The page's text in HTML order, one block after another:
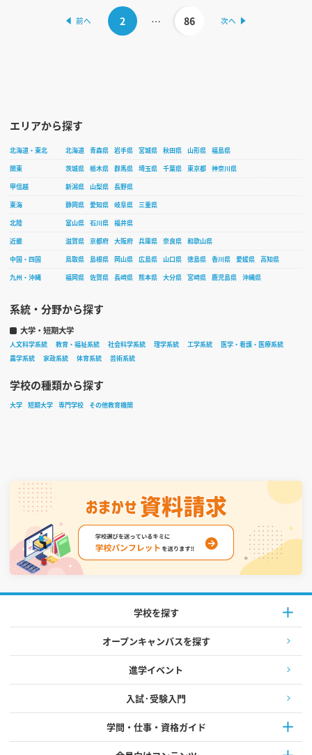
2 … 86
エリアから探す
北海道・東北 北海道 青森県 岩手県 宮城県 秋田県 山形県
福島県
関東
茨城県 栃木県 群馬県 埼玉県 千葉県 東京都
神奈川県
甲信越
新潟県 山梨県
長野県
東海
静岡県 愛知県 岐阜県
三重県
北陸
富山県 石川県
福井県
近畿
滋賀県 京都府 大阪府 兵庫県 奈良県
和歌山県
中国・四国
鳥取県 島根県 岡山県 広島県 山口県 徳島県 香川県 愛媛県
高知県
九州・沖縄
福岡県 佐賀県 長崎県 熊本県 大分県 宮崎県 鹿児島県 沖縄県
系統・分野から探す
大学・短期大学
人文科学系統 教育・福祉系統 社会科学系統 理学系統 工学系統
医学・看護・医療系統
農学系統
家政系統 体育系統 芸術系統
学校の種類から探す
大学 短期大学 専門学校 その他教育機関
学校を探す
オープンキャンパスを探す
進学イベント
入試·受験入門
学問・仕事・資格ガイド